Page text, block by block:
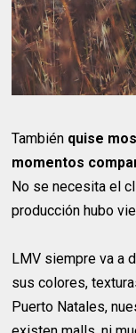
También quise
momentos
No se necesita el
producción hubo
LMV siempre va a
sus colores,
Puerto Natales,